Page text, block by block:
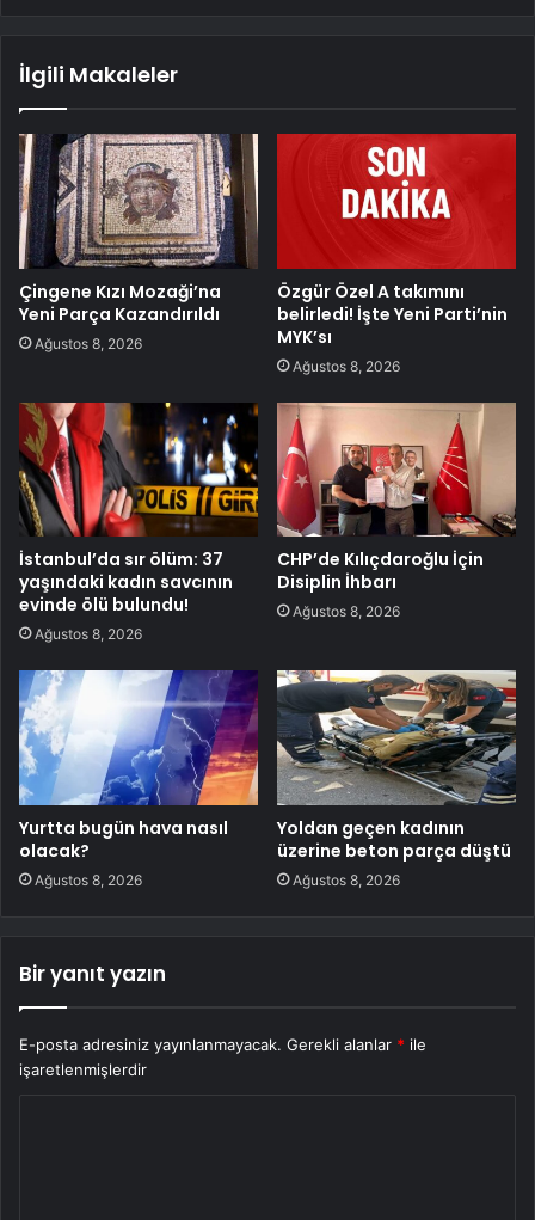
İlgili Makaleler
Çingene Kızı Mozaği’na
Yeni Parça Kazandırıldı
Ağustos 8, 2026
Özgür Özel A takımını
belirledi! İşte Yeni Parti’nin
MYK’sı
Ağustos 8, 2026
İstanbul’da sır ölüm: 37
yaşındaki kadın savcının
evinde ölü bulundu!
Ağustos 8, 2026
CHP’de Kılıçdaroğlu İçin
Disiplin İhbarı
Ağustos 8, 2026
Yurtta bugün hava nasıl
olacak?
Ağustos 8, 2026
Yoldan geçen kadının
üzerine beton parça düştü
Ağustos 8, 2026
Bir yanıt yazın
E-posta adresiniz yayınlanmayacak. Gerekli alanlar * ile
işaretlenmişlerdir